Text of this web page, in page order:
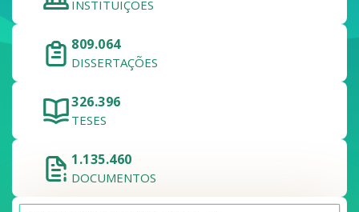
INSTITUIÇÕES
809.064
DISSERTAÇÕES
326.396
TESES
1.135.460
DOCUMENTOS